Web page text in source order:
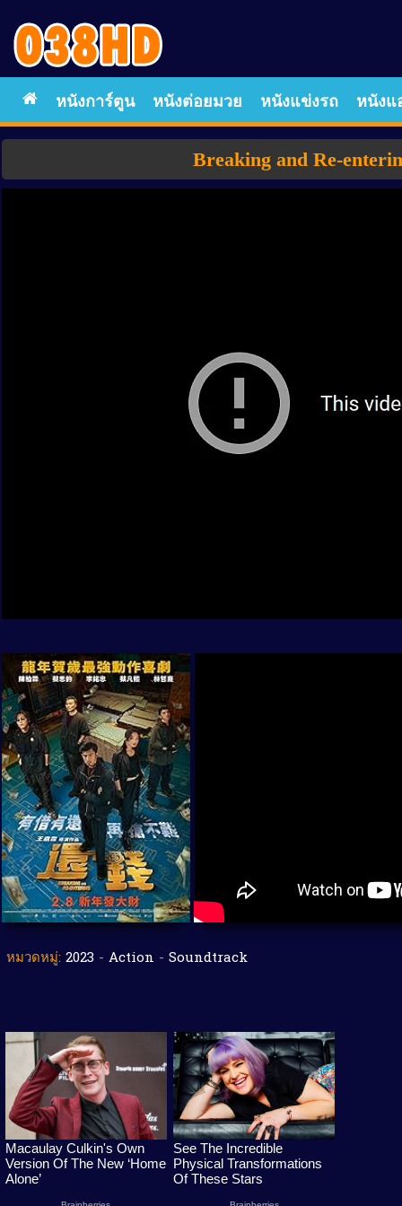
หนังการ์ตูน หนังต่อยมวย หนังแข่งรถ หนัง
Breaking and Re-
หมวดหมู่: 2023 - Action - Soundtrack